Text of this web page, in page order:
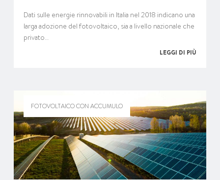
Dati sulle energie rinnovabili in Italia nel 2018 indicano una
larga adozione del fotovoltaico, sia a livello nazionale che
privato…
LEGGI DI PIÙ
FOTOVOLTAICO CON ACCUMULO